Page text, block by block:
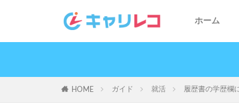
ホーム
HOME ガイド 就活 履歴書の学歴欄